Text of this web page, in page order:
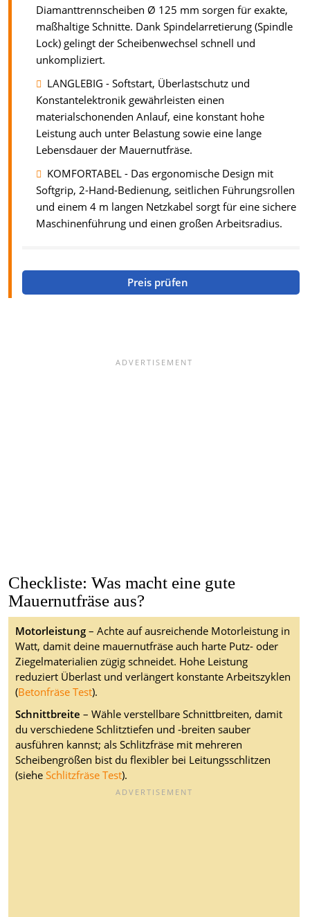
Diamanttrennscheiben Ø 125 mm sorgen für exakte,
maßhaltige Schnitte. Dank Spindelarretierung (Spindle
Lock) gelingt der Scheibenwechsel schnell und
unkompliziert.
LANGLEBIG - Softstart, Überlastschutz und
Konstantelektronik gewährleisten einen
materialschonenden Anlauf, eine konstant hohe
Leistung auch unter Belastung sowie eine lange
Lebensdauer der Mauernutfräse.
KOMFORTABEL - Das ergonomische Design mit
Softgrip, 2-Hand-Bedienung, seitlichen Führungsrollen
und einem 4 m langen Netzkabel sorgt für eine sichere
Maschinenführung und einen großen Arbeitsradius.
Preis prüfen
Checkliste: Was macht eine gute
Mauernutfräse aus?
Motorleistung– Achte auf ausreichende Motorleistung in
Watt, damit deine mauernutfräse auch harte Putz- oder
Ziegelmaterialien zügig schneidet. Hohe Leistung
reduziert Überlast und verlängert konstante Arbeitszyklen
(Betonfräse Test).
Schnittbreite – Wähle verstellbare Schnittbreiten, damit
du verschiedene Schlitztiefen und -breiten sauber
ausführen kannst; als Schlitzfräse mit mehreren
Scheibengrößen bist du flexibler bei Leitungsschlitzen
(sieheSchlitzfräse Test).